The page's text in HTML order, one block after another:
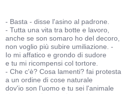
- Basta - disse l'asino al padrone.
- Tutta una vita tra botte e lavoro,
anche se son somaro ho del decoro,
non voglio più subire umiliazione. -
Io mi affatico e grondo di sudore
e tu mi ricompensi col tortore.
- Che c'è? Cosa lamenti? fai protesta
a un ordine di cose naturale
dov'io son l'uomo e tu sei l'animale